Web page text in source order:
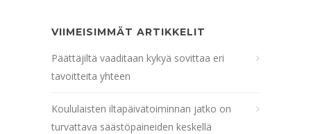
VIIMEISIMMÄT ARTIKKELIT
Päättäjiltä vaaditaan kykyä sovittaa eri
tavoitteita yhteen
Koululaisten iltapäivätoiminnan jatko on
turvattava säästöpaineiden keskellä